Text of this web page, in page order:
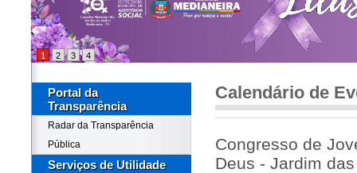
1 2 3 4
Portal da
Transparência
Radar da Transparência
Pública
Serviços de Utilidade
Calendário de
Congresso de
Deus - Jardim